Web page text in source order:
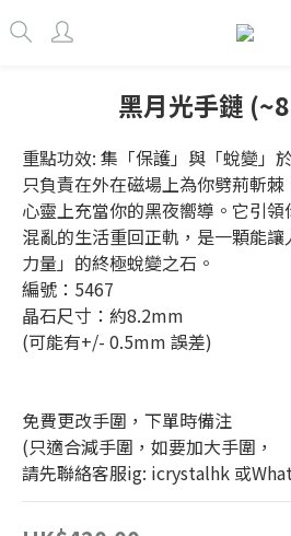
黑月光手鏈
重點功效: 集「保護」與「蛻變」
只負責在外在磁場上為你劈荊斬
心靈上充當你的黑夜嚮導。它引
混亂的生活重回正軌，是一顆能
力量」的終極蛻變之石。
編號：5467
晶石尺寸：約8.2mm
(可能有+/- 0.5mm 誤差)
免費更改手圍，下單時備注
(只適合減手圍，如要加大手圍，
請先聯絡客服ig: icrystalhk 或